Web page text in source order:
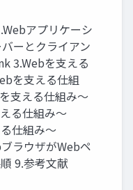
アプリケーシ
ーとクライアン
3.Webを⽀える
を⽀える仕組
⽀える仕組み〜
る仕組み〜
仕組み〜
ラウザがWebペ
9.参考⽂献